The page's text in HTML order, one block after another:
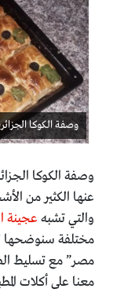
وصفة الكوكا
وصفة الكوكا
عنها الكثير من
والتي تشبه عجينة
مختلفة سنوضحها
مصر” مع تسليط
معنا على أكلات